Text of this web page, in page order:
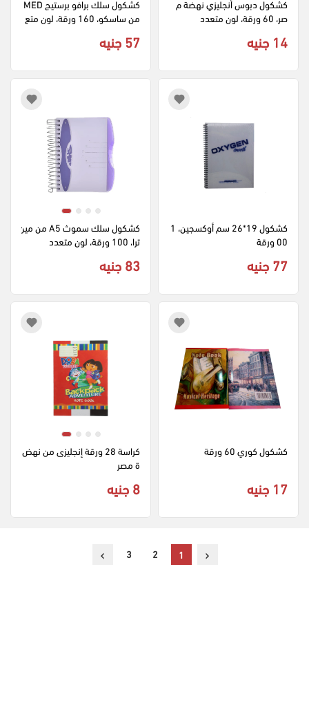
كشكول دبوس أنجليزي نهضة م
صر، 60 ورقة، لون متعدد
14 جنيه
من ساسكو، 160 ورقة، لون متع
57 جنيه
كشكول 19*26 سم أوكسجين، 1
00 ورقة
77 جنيه
كشكول سلك سموث A5 من مين
ترا، 100 ورقة، لون متعدد
83 جنيه
كشكول كوري 60 ورقة
17 جنيه
كراسة 28 ورقة إنجليزى من نهض
ة مصر
8 جنيه
‹
1
2
3
›